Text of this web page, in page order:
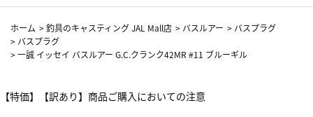
ホーム >釣具のキャスティング JAL Mall店 > バスルアー > バスプラグ
> バスプラグ
>一誠 イッセイ バスルアー G.C.クランク42MR #11 ブルーギル
【特価】【訳あり】商品ご購入においての注意